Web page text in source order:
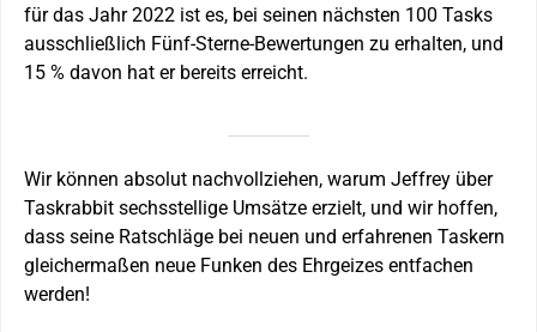
für das Jahr 2022 ist es, bei seinen nächsten 100 Tasks
ausschließlich Fünf-Sterne-Bewertungen zu erhalten, und
15 % davon hat er bereits erreicht.
Wir können absolut nachvollziehen, warum Jeffrey über
Taskrabbit sechsstellige Umsätze erzielt, und wir hoffen,
dass seine Ratschläge bei neuen und erfahrenen Taskern
gleichermaßen neue Funken des Ehrgeizes entfachen
werden!